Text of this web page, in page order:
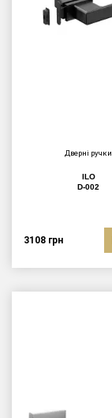
Дверні ручки
ILO
D-002
3108 грн